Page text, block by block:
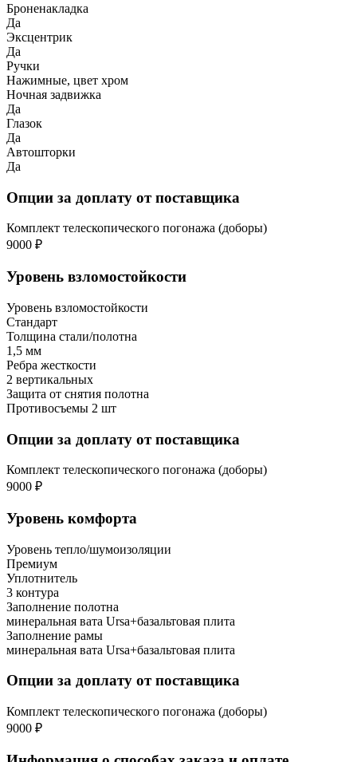
Броненакладка
Да
Эксцентрик
Да
Ручки
Нажимные, цвет хром
Ночная задвижка
Да
Глазок
Да
Автошторки
Да
Опции за доплату от поставщика
Комплект телескопического погонажа (доборы)
9000 ₽
Уровень взломостойкости
Уровень взломостойкости
Стандарт
Толщина стали/полотна
1,5 мм
Ребра жесткости
2 вертикальных
Защита от снятия полотна
Противосъемы 2 шт
Опции за доплату от поставщика
Комплект телескопического погонажа (доборы)
9000 ₽
Уровень комфорта
Уровень тепло/шумоизоляции
Премиум
Уплотнитель
3 контура
Заполнение полотна
минеральная вата Ursa+базальтовая плита
Заполнение рамы
минеральная вата Ursa+базальтовая плита
Опции за доплату от поставщика
Комплект телескопического погонажа (доборы)
9000 ₽